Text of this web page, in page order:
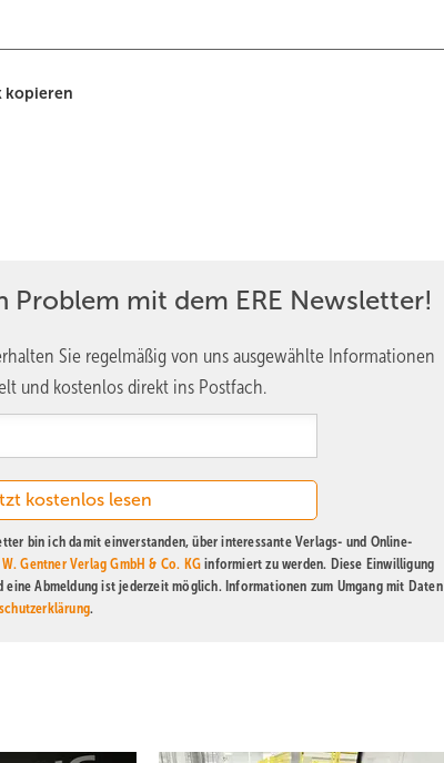
kopieren
Problem mit dem ERE Newsletter!
Sie regelmäßig von uns ausgewählte Informationen
und kostenlos direkt ins Postfach.
bin ich damit einverstanden, über interessante Verlags- und Online-
Gentner Verlag GmbH & Co. KG informiert zu werden. Diese Einwilligung
eine Abmeldung ist jederzeit möglich. Informationen zum Umgang mit Daten
.